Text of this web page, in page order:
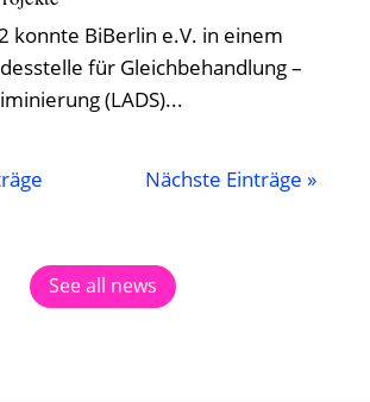
konnte BiBerlin e.V. in einem
für Gleichbehandlung –
(LADS)...
Nächste Einträge »
See all news